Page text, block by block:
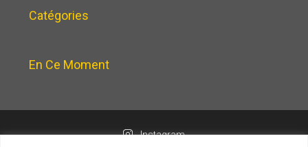
Catégories
En Ce Moment
Instagram